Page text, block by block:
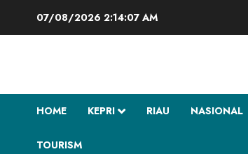
07/08/2026 2:14:08 AM
HOME KEPRI RIAU NASIONAL
TOURISM